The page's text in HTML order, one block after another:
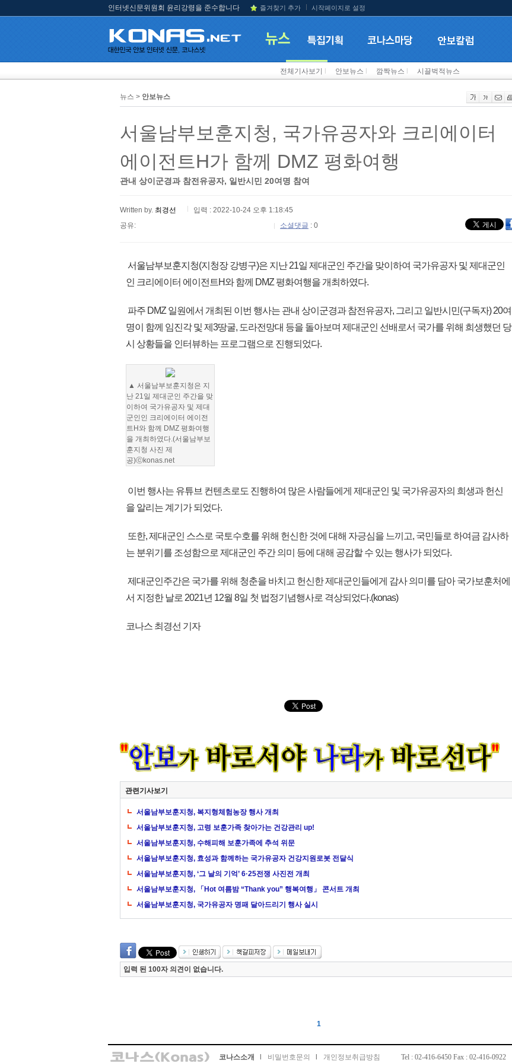
인터넷신문위원회 윤리강령을 준수합니다 즐겨찾기 추가 시작페이지로 설정
전체기사보기 안보뉴스 깜짝뉴스 시끌벅적뉴스
뉴스 > 안보뉴스
서울남부보훈지청, 국가유공자와 크리에이터
에이전트H가 함께 DMZ 평화여행
관내 상이군경과 참전유공자, 일반시민 20여명 참여
Written by. 최경선
입력 : 2022-10-24 오후 1:18:45
공유:
소셜댓글 : 0
서울남부보훈지청(지청장 강병구)은 지난 21일 제대군인 주간을 맞이하여 국가유공자 및 제대군인
인 크리에이터 에이전트H와 함께 DMZ 평화여행을 개최하였다.
파주 DMZ 일원에서 개최된 이번 행사는 관내 상이군경과 참전유공자, 그리고 일반시민(구독자) 20여
명이 함께 임진각 및 제3땅굴, 도라전망대 등을 돌아보며 제대군인 선배로서 국가를 위해 희생했던 당
시 상황들을 인터뷰하는 프로그램으로 진행되었다.
▲ 서울남부보훈지청은 지
난 21일 제대군인 주간을 맞
이하여 국가유공자 및 제대
군인인 크리에이터 에이전
트H와 함께 DMZ 평화여행
을 개최하였다.(서울남부보
훈지청 사진 제
공)ⓒkonas.net
이번 행사는 유튜브 컨텐츠로도 진행하여 많은 사람들에게 제대군인 및 국가유공자의 희생과 헌신
을 알리는 계기가 되었다.
또한, 제대군인 스스로 국토수호를 위해 헌신한 것에 대해 자긍심을 느끼고, 국민들로 하여금 감사하
는 분위기를 조성함으로 제대군인 주간 의미 등에 대해 공감할 수 있는 행사가 되었다.
제대군인주간은 국가를 위해 청춘을 바치고 헌신한 제대군인들에게 감사 의미를 담아 국가보훈처에
서 지정한 날로 2021년 12월 8일 첫 법정기념행사로 격상되었다.(konas)
코나스 최경선 기자
관련기사보기
서울남부보훈지청, 복지형체험농장 행사 개최
서울남부보훈지청, 고령 보훈가족 찾아가는 건강관리 up!
서울남부보훈지청, 수해피해 보훈가족에 추석 위문
서울남부보훈지청, 효성과 함께하는 국가유공자 건강지원로봇 전달식
서울남부보훈지청, ‘그 날의 기억’ 6·25전쟁 사진전 개최
서울남부보훈지청, 「Hot 여름밤 “Thank you” 행복여행」 콘서트 개최
서울남부보훈지청, 국가유공자 명패 달아드리기 행사 실시
입력 된 100자 의견이 없습니다.
1
코나스소개 비밀번호문의 개인정보취급방침 Tel : 02-416-6450 Fax : 02-416-0922